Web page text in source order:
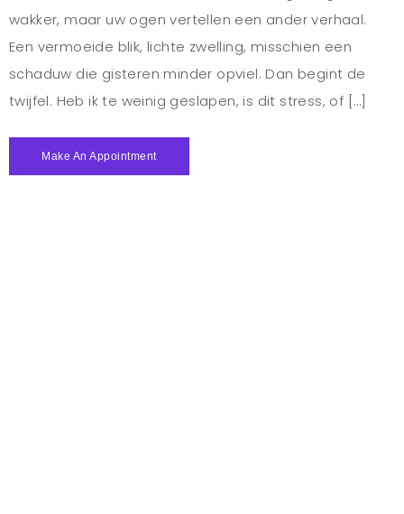
wakker, maar uw ogen vertellen een ander verhaal.
Een vermoeide blik, lichte zwelling, misschien een
schaduw die gisteren minder opviel. Dan begint de
twijfel. Heb ik te weinig geslapen, is dit stress, of […]
Make An Appointment